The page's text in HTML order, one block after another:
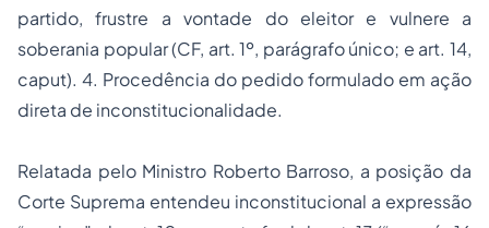
partido, frustre a vontade do eleitor e vulnere a
soberania popular (CF, art. 1º, parágrafo único; e art. 14,
caput). 4. Procedência do pedido formulado em ação
direta de inconstitucionalidade.
Relatada pelo Ministro Roberto Barroso, a posição da
Corte Suprema entendeu inconstitucional a expressão